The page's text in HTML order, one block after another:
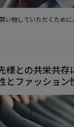
い物していただくため
様との共栄共存
とファッション